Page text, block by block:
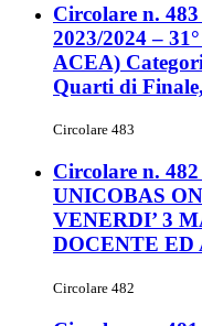
Circolare n.
2023/2024 –
ACEA)
Quarti di
Circolare 483
Circolare n.
UNICOBAS
VENERDI’ 3
DOCENTE ED
Circolare 482